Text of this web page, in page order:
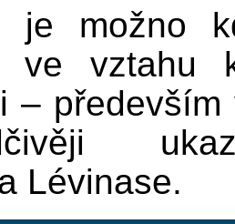
je možno
ve vztahu
–
Lévinase.